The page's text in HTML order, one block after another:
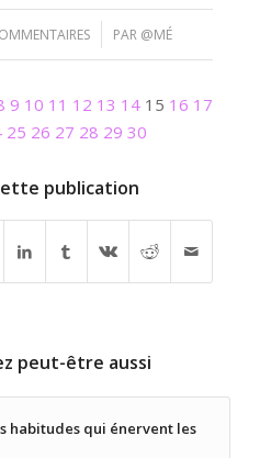
/ PAR @MÉ
9 10 11 12 13 14 15 16 17
25 26 27 28 29 30
publication
peut-être aussi
habitudes qui énervent les